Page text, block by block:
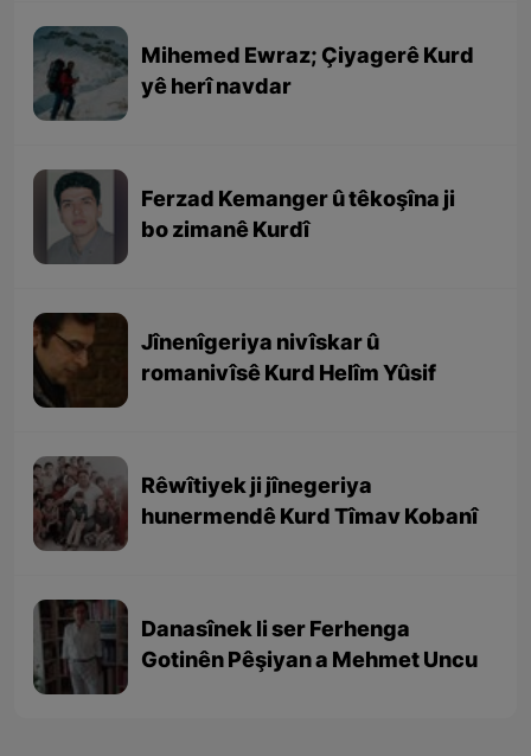
Mihemed Ewraz; Çiyagerê Kurd
yê herî navdar
Ferzad Kemanger û têkoşîna ji
bo zimanê Kurdî
Jînenîgeriya nivîskar û
romanivîsê Kurd Helîm Yûsif
Rêwîtiyek ji jînegeriya
hunermendê Kurd Tîmav Kobanî
Danasînek li ser Ferhenga
Gotinên Pêşiyan a Mehmet Uncu